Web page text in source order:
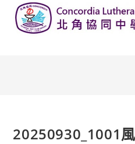
20250930_1001